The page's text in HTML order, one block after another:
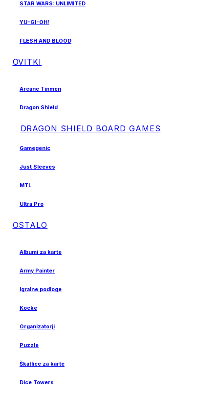
STAR WARS: UNLIMITED
YU-GI-OH!
FLESH AND BLOOD
OVITKI
Arcane Tinmen
Dragon Shield
DRAGON SHIELD BOARD GAMES
Gamegenic
Just Sleeves
MTL
Ultra Pro
OSTALO
Albumi za karte
Army Painter
Igralne podloge
Kocke
Organizatorji
Puzzle
Škatlice za karte
Dice Towers